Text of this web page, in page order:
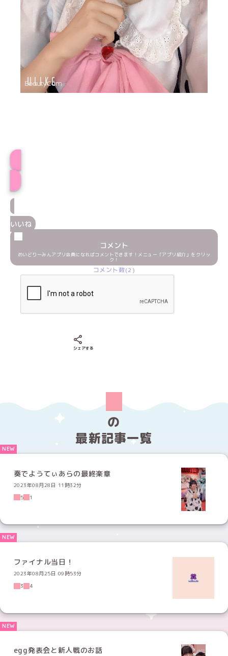
いいね
コメント
めいどりーみんアプリ会員になればコメントできます！メニュー「アプリ紹介」をクリッ
ク！
コメント数(2)
シェアする
の
最新記事一覧
奏でようてぃあらの最終楽章
2023年08月28日 11時32分
5
1
ファイナル当日！
2023年08月25日 09時53分
3
4
egg発表会と新人戦のお話